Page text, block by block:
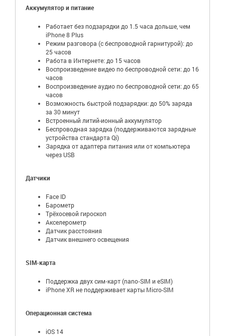
Аккумулятор и питание
Работает без подзарядки до 1.5 часа дольше, чем
iPhone 8 Plus
Режим разговора (с беспроводной гарнитурой): до
25 часов
Работа в Интернете: до 15 часов
Воспроизведение видео по беспроводной сети: до 16
часов
Воспроизведение аудио по беспроводной сети: до 65
часов
Возможность быстрой подзарядки: до 50% заряда
за 30 минут
Встроенный литий-ионный аккумулятор
Беспроводная зарядка (поддерживаются зарядные
устройства стандарта Qi)
Зарядка от адаптера питания или от компьютера
через USB
Датчики
Face ID
Барометр
Трёхосевой гироскоп
Акселерометр
Датчик расстояния
Датчик внешнего освещения
SIM-карта
Поддержка двух сим‑карт (nano‑SIM и eSIM)
iPhone XR не поддерживает карты Micro-SIM
Операционная система
iOS 14